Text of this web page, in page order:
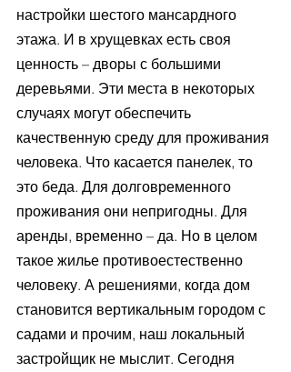
настройки шестого мансардного
этажа. И в хрущевках есть своя
ценность – дворы с большими
деревьями. Эти места в некоторых
случаях могут обеспечить
качественную среду для проживания
человека. Что касается панелек, то
это беда. Для долговременного
проживания они непригодны. Для
аренды, временно – да. Но в целом
такое жилье противоестественно
человеку. А решениями, когда дом
становится вертикальным городом с
садами и прочим, наш локальный
застройщик не мыслит. Сегодня